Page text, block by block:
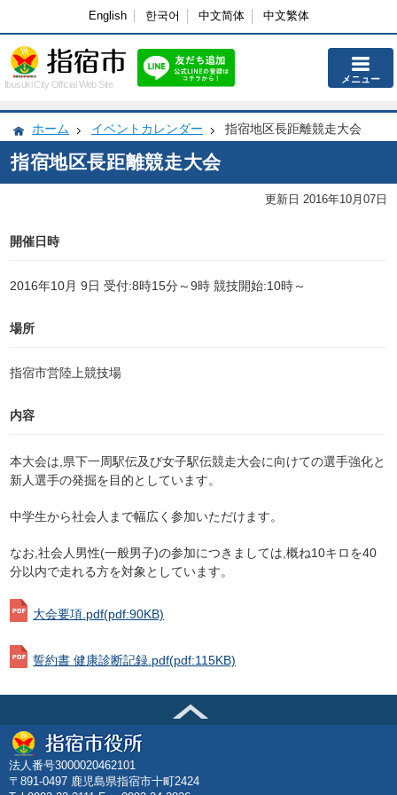
English 한국어 中文简体 中文繁体
Ibusuki City Official Web Site メニュー
ホーム イベントカレンダー 指宿地区長距離競走大会
指宿地区長距離競走大会
更新日 2016年10月07日
開催日時
2016年10月 9日 受付:8時15分～9時 競技開始:10時～
場所
指宿市営陸上競技場
内容
本大会は,県下一周駅伝及び女子駅伝競走大会に向けての選手強化と
新人選手の発掘を目的としています。
中学生から社会人まで幅広く参加いただけます。
なお,社会人男性(一般男子)の参加につきましては,概ね10キロを40
分以内で走れる方を対象としています。
大会要項.pdf(pdf:90KB)
誓約書 健康診断記録.pdf(pdf:115KB)
法人番号3000020462101
〒891-0497 鹿児島県指宿市十町2424